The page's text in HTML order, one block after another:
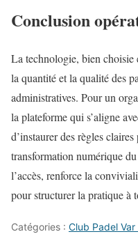
Conclusion
La technologie, bien choisie
la quantité et la qualité des
administratives. Pour un
la plateforme qui s’aligne
d’instaurer des règles
transformation numérique
l’accès, renforce la
pour structurer la pratique à
Catégories : Club Padel Var